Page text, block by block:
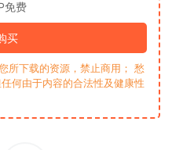
免费
买
所下载的资源，禁止商用； 愁
何由于内容的合法性及健康性